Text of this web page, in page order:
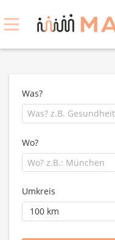
Was?
Wo?
Umkreis